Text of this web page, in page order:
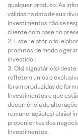
qualquer produto. As
válidas na data de sua
Investimentos não se
cliente com base no
Este relatório foi
produtos de modo a
investidor.
O(s) signatário(s)
refletem única e
foram produzidas de
Investimentos e que
decorrência de
remuneração(es) é(são)
provenientes dos
Investimentos.